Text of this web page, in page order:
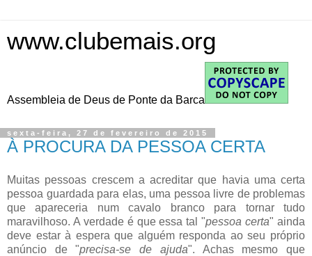
www.clubemais.org
Assembleia de Deus de Ponte da Barca
sexta-feira, 27 de fevereiro de 2015
À PROCURA DA PESSOA CERTA
Muitas pessoas crescem a acreditar que havia uma certa
pessoa guardada para elas, uma pessoa livre de problemas
que apareceria num cavalo branco para tornar tudo
maravilhoso. A verdade é que essa tal "pessoa certa" ainda
deve estar à espera que alguém responda ao seu próprio
anúncio de "precisa-se de ajuda". Achas mesmo que